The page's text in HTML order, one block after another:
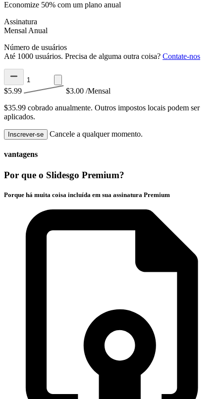
Economize 50% com um plano anual
Assinatura
Mensal Anual
Número de usuários
Até 1000 usuários. Precisa de alguma outra coisa? Contate-nos
$5.99 $3.00 /Mensal
$35.99 cobrado anualmente. Outros impostos locais podem ser
aplicados.
Inscrever-se Cancele a qualquer momento.
vantagens
Por que o Slidesgo Premium?
Porque há muita coisa incluída em sua assinatura Premium